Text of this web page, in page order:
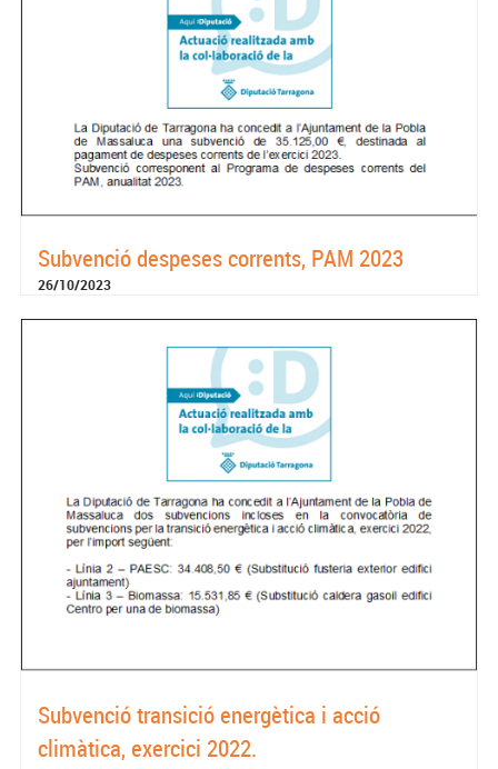
Subvenció despeses corrents, PAM 2023
26/10/2023
Subvenció transició energètica i acció
climàtica, exercici 2022.